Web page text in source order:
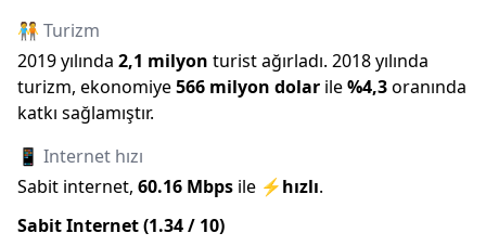
🧑‍🤝‍🧑 Turizm
2019yılında 2,1 milyon turist ağırladı. 2018yılında
turizm, ekonomiye566 milyon dolar ile%4,3oranında
katkı sağlamıştır.
📱 Internet hızı
Sabit internet, 60.16 Mbps ile ⚡hızlı.
Sabit Internet (1.34/ 10)